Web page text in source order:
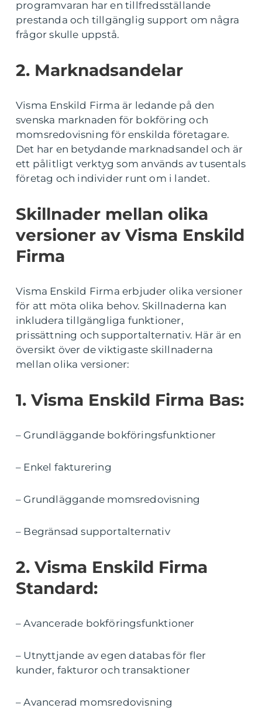
programvaran har en tillfredsställande
prestanda och tillgänglig support om några
frågor skulle uppstå.
2. Marknadsandelar
Visma Enskild Firma är ledande på den
svenska marknaden för bokföring och
momsredovisning för enskilda företagare.
Det har en betydande marknadsandel och är
ett pålitligt verktyg som används av tusentals
företag och individer runt om i landet.
Skillnader mellan olika
versioner av Visma Enskild
Firma
Visma Enskild Firma erbjuder olika versioner
för att möta olika behov. Skillnaderna kan
inkludera tillgängliga funktioner,
prissättning och supportalternativ. Här är en
översikt över de viktigaste skillnaderna
mellan olika versioner:
1. Visma Enskild Firma Bas:
– Grundläggande bokföringsfunktioner
– Enkel fakturering
– Grundläggande momsredovisning
– Begränsad supportalternativ
2. Visma Enskild Firma
Standard:
– Avancerade bokföringsfunktioner
– Utnyttjande av egen databas för fler
kunder, fakturor och transaktioner
– Avancerad momsredovisning